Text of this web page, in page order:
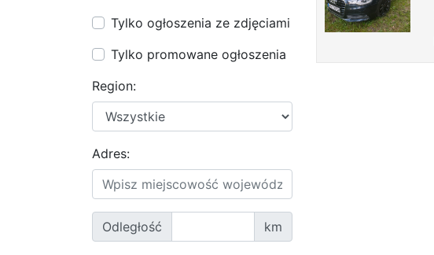
Tylko ogłoszenia ze zdjęciami
Tylko promowane ogłoszenia
Region:
Adres:
Odległość km